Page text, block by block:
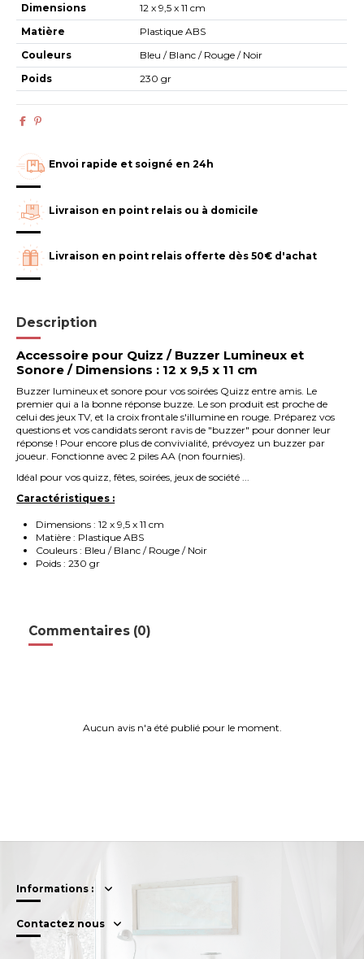
Dimensions
12 x 9,5 x 11 cm
Matière
Plastique ABS
Couleurs
Bleu / Blanc / Rouge / Noir
Poids
230 gr
Envoi rapide et soigné en 24h
Livraison en point relais ou à domicile
Livraison en point relais offerte dès 50€ d'achat
Description
Accessoire pour Quizz / Buzzer Lumineux et
Sonore / Dimensions : 12 x 9,5 x 11 cm
Buzzer lumineux et sonore pour vos soirées Quizz entre amis. Le
premier qui a la bonne réponse buzze. Le son produit est proche de
celui des jeux TV, et la croix frontale s'illumine en rouge. Préparez vos
questions et vos candidats seront ravis de "buzzer" pour donner leur
réponse ! Pour encore plus de convivialité, prévoyez un buzzer par
joueur. Fonctionne avec 2 piles AA (non fournies).
Idéal pour vos quizz, fêtes, soirées, jeux de société ...
Caractéristiques :
Dimensions : 12 x 9,5 x 11 cm
Matière : Plastique ABS
Couleurs : Bleu / Blanc / Rouge / Noir
Poids : 230 gr
Commentaires (0)
Aucun avis n'a été publié pour le moment.
Informations :
Contactez nous